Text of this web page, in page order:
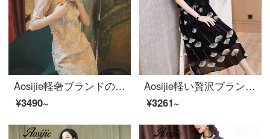
Aosijie軽奢ブランドの女装を改良したチャイナドレスの半袖ワンピース女性2020夏の新作小衆復古スカート中国風の日常ドレスのスカート仙米杏色S。
¥3490~
Aosijie軽い贅沢ブランドの女装プリント偽の半袖ワンピース2020新品流行夏スタイルの雰囲気が現れて痩せています。ハイエンド修身大振子A字スカート黒プリントL
¥3261~